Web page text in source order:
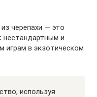
черепахи — это
нестандартным и
играм в экзотическом
используя